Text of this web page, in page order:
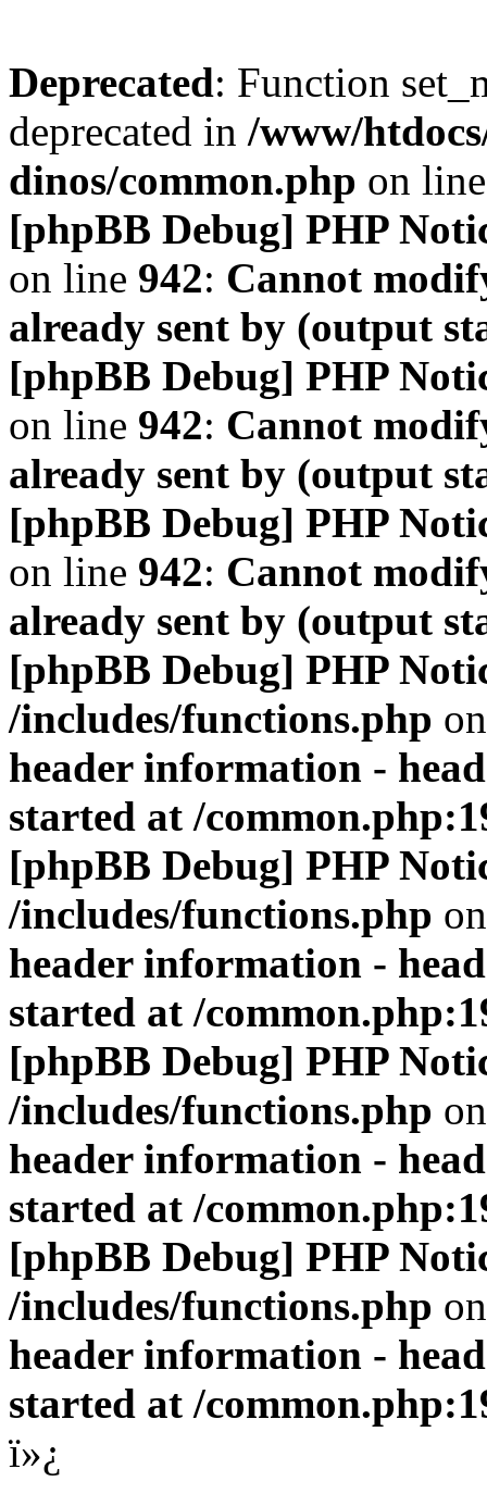
Deprecated: Function
deprecated in /www/
dinos/common.php on
[phpBB Debug] PHP
on line 942: Cannot
already sent by (output
[phpBB Debug] PHP
on line 942: Cannot
already sent by (output
[phpBB Debug] PHP
on line 942: Cannot
already sent by (output
[phpBB Debug] PHP
/includes/functions.php
header information -
started at /
[phpBB Debug] PHP
/includes/functions.php
header information -
started at /
[phpBB Debug] PHP
/includes/functions.php
header information -
started at /
[phpBB Debug] PHP
/includes/functions.php
header information -
started at /
ï»¿